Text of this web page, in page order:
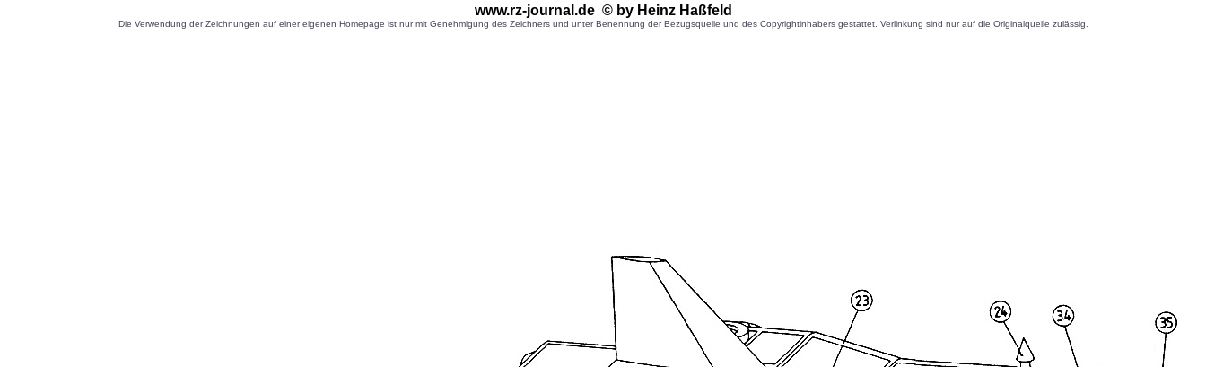
www.rz-journal.de © by Heinz Haßfeld
Die Verwendung der Zeichnungen auf einer eigenen Homepage ist nur mit Genehmigung des Zeichners und unter Benennung der Bezugsquelle und des Copyrightinhabers gestattet. Verlinkung sind nur auf die Originalquelle zulässig.